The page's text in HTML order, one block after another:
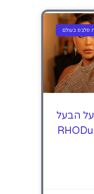
סלבס בעולם
על הבעל